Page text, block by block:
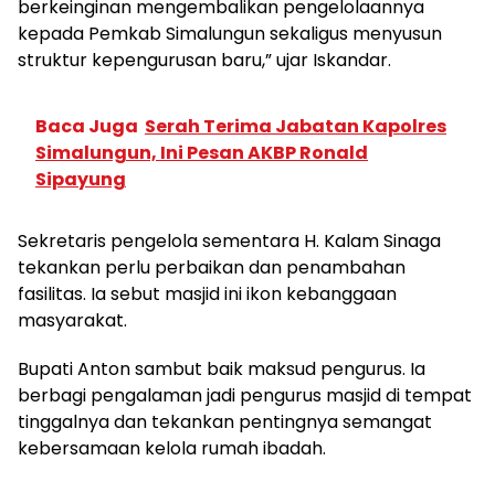
berkeinginan mengembalikan pengelolaannya
kepada Pemkab Simalungun sekaligus menyusun
struktur kepengurusan baru,” ujar Iskandar.
Baca Juga Serah Terima Jabatan Kapolres
Simalungun, Ini Pesan AKBP Ronald
Sipayung
Sekretaris pengelola sementara H. Kalam Sinaga
tekankan perlu perbaikan dan penambahan
fasilitas. Ia sebut masjid ini ikon kebanggaan
masyarakat.
Bupati Anton sambut baik maksud pengurus. Ia
berbagi pengalaman jadi pengurus masjid di tempat
tinggalnya dan tekankan pentingnya semangat
kebersamaan kelola rumah ibadah.